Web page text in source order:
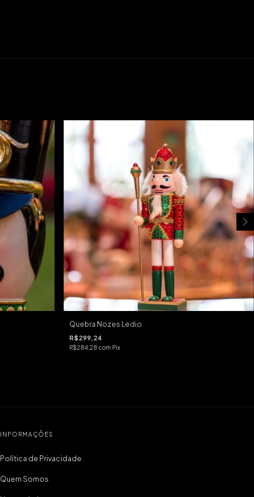
Quebra Nozes Ledio
R$299,24
R$284,28com Pix
INFORMAÇÕES
Política de Privacidade
Quem Somos